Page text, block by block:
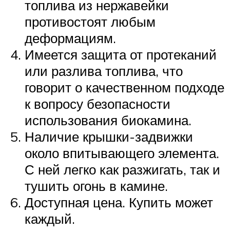
топлива из нержавейки
противостоят любым
деформациям.
Имеется защита от протеканий
или разлива топлива, что
говорит о качественном подходе
к вопросу безопасности
использования биокамина.
Наличие крышки-задвижки
около впитывающего элемента.
С ней легко как разжигать, так и
тушить огонь в камине.
Доступная цена. Купить может
каждый.